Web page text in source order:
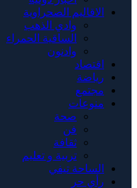
الاقاليم الصحراوية
وادي الذهب
الساقية الحمراء
وادنون
اقتصاد
رياضة
مجتمع
منوعات
صحة
فن
ثقافة
تربية و تعليم
الساحة تيفي
رأي حر